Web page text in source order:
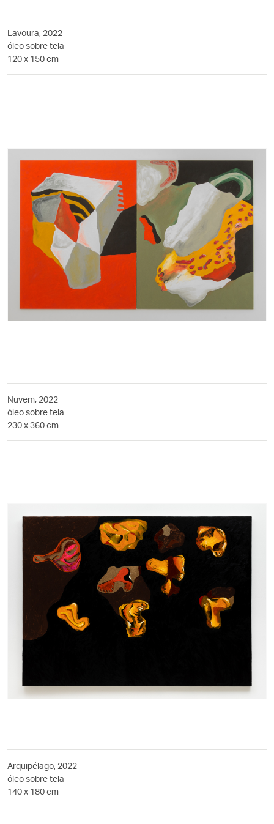
Lavoura, 2022
óleo sobre tela
120 x 150 cm
Nuvem, 2022
óleo sobre tela
230 x 360 cm
Arquipélago, 2022
óleo sobre tela
140 x 180 cm